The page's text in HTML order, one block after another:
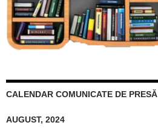
CALENDAR COMUNICATE DE PRESĂ
AUGUST, 2024